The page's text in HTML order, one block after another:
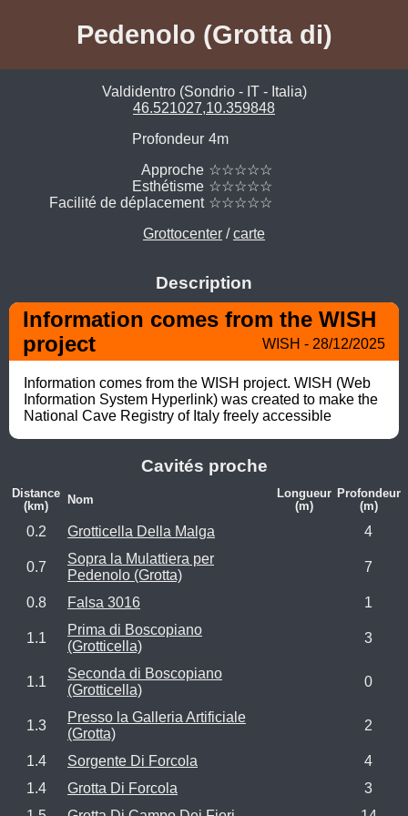
Pedenolo (Grotta di)
Valdidentro (Sondrio - IT - Italia)
46.521027,10.359848
Profondeur 4m
Approche ☆☆☆☆☆
Esthétisme ☆☆☆☆☆
Facilité de déplacement ☆☆☆☆☆
Grottocenter /carte
Description
Information comes from the WISH
project
WISH - 28/12/2025
Information comes from the WISH project. WISH (Web
Information System Hyperlink) was created to make the
National Cave Registry of Italy freely accessible
Cavités proche
Distance
(km)
Nom
Longueur
(m)
Profondeur
(m)
0.2 Grotticella Della Malga 4
0.7
Sopra la Mulattiera per
Pedenolo (Grotta)
7
0.8 Falsa 3016 1
1.1
Prima di Boscopiano
(Grotticella)
3
1.1
Seconda di Boscopiano
(Grotticella)
0
1.3
Presso la Galleria Artificiale
(Grotta)
2
1.4 Sorgente Di Forcola
4
1.4
Grotta Di Forcola
3